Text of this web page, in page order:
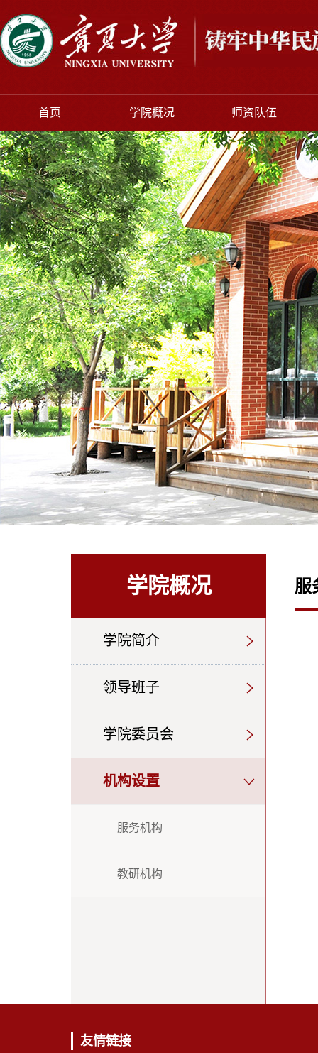
首页 学院概况 师资队伍
学院概况
学院简介
领导班子
学院委员会
机构设置
服务机构
教研机构
服
友情链接